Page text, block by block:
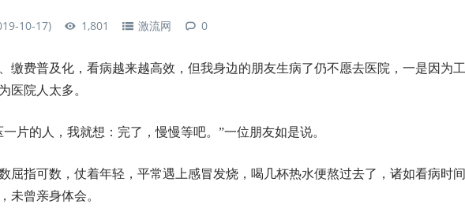
10-17) 1,801 激流网 0
缴费普及化，看病越来越高效，但我身边的朋友生病了仍不愿去医院，一是因为工
医院人太多。
片的人，我就想：完了，慢慢等吧。”一位朋友如是说。
屈指可数，仗着年轻，平常遇上感冒发烧，喝几杯热水便熬过去了，诸如看病时间
未曾亲身体会。